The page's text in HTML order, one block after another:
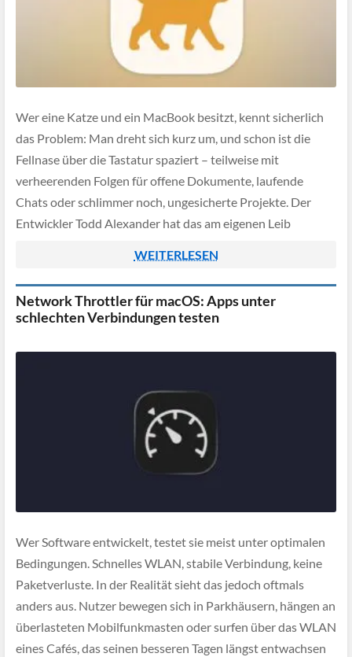
Wer eine Katze und ein MacBook besitzt, kennt sicherlich
das Problem: Man dreht sich kurz um, und schon ist die
Fellnase über die Tastatur spaziert – teilweise mit
verheerenden Folgen für offene Dokumente, laufende
Chats oder schlimmer noch, ungesicherte Projekte. Der
Entwickler Todd Alexander hat das am eigenen Leib
WEITERLESEN
Network Throttler für macOS: Apps unter
schlechten Verbindungen testen
Wer Software entwickelt, testet sie meist unter optimalen
Bedingungen. Schnelles WLAN, stabile Verbindung, keine
Paketverluste. In der Realität sieht das jedoch oftmals
anders aus. Nutzer bewegen sich in Parkhäusern, hängen an
überlasteten Mobilfunkmasten oder surfen über das WLAN
eines Cafés, das seinen besseren Tagen längst entwachsen